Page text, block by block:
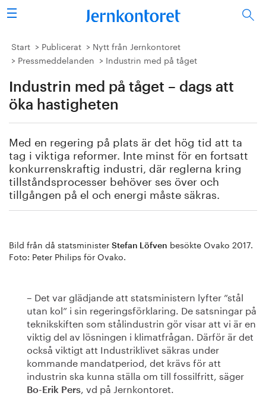
Sök
Stålindustrin
Forskning/utbildning
Energi/miljö
Vi tycker
Publicerat
Om oss
Start Publicerat
Nytt från Jernkontoret
Pressmeddelanden
Industrin med på tåget
Industrin med på tåget – dags att
öka hastigheten
Med en regering på plats är det hög tid att ta
tag i viktiga reformer. Inte minst för en fortsatt
konkurrenskraftig industri, där reglerna kring
tillståndsprocesser behöver ses över och
tillgången på el och energi måste säkras.
Bild från då statsminister Stefan Löfven besökte Ovako 2017.
Foto: Peter Philips för Ovako.
– Det var glädjande att statsministern lyfter ”stål
utan kol” i sin regeringsförklaring. De satsningar på
teknikskiften som stålindustrin gör visar att vi är en
viktig del av lösningen i klimatfrågan. Därför är det
också viktigt att Industriklivet säkras under
kommande mandatperiod, det krävs för att
industrin ska kunna ställa om till fossilfritt, säger
Bo-Erik Pers, vd på Jernkontoret.